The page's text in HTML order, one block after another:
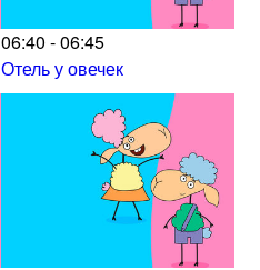
06:40 - 06:45
Отель у овечек